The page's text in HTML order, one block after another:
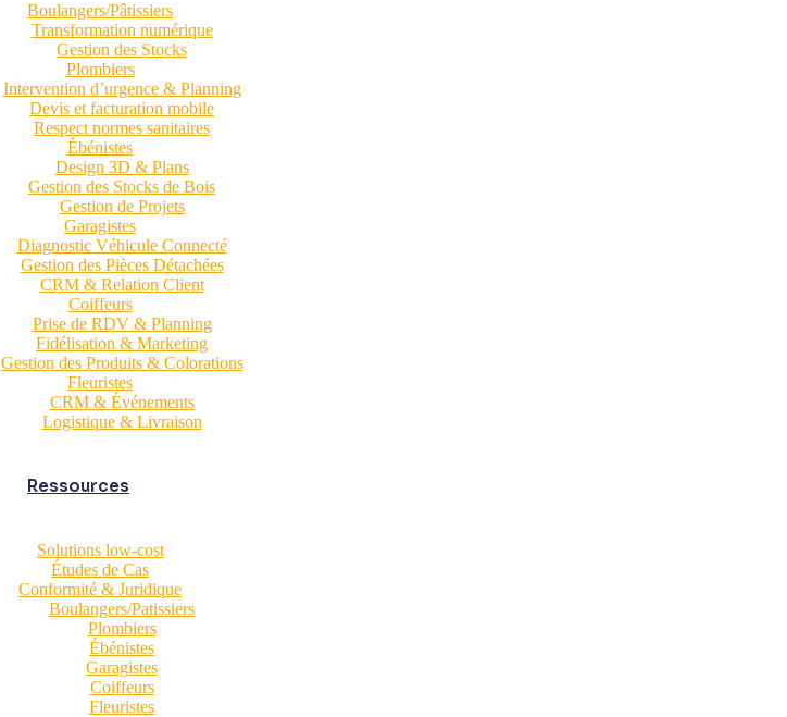
Boulangers/Pâtissiers
Transformation numérique
Gestion des Stocks
Plombiers
Intervention d’urgence & Planning
Devis et facturation mobile
Respect normes sanitaires
Ébénistes
Design 3D & Plans
Gestion des Stocks de Bois
Gestion de Projets
Garagistes
Diagnostic Véhicule Connecté
Gestion des Pièces Détachées
CRM & Relation Client
Coiffeurs
Prise de RDV & Planning
Fidélisation & Marketing
Gestion des Produits & Colorations
Fleuristes
CRM & Événements
Logistique & Livraison
Ressources
Solutions low-cost
Études de Cas
Conformité & Juridique
Boulangers/Patissiers
Plombiers
Ébénistes
Garagistes
Coiffeurs
Fleuristes